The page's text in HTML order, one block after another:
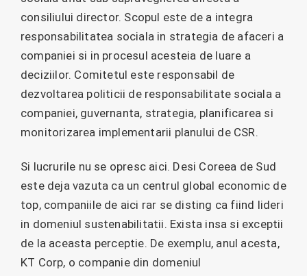
consiliului director. Scopul este de a integra
responsabilitatea sociala in strategia de afaceri a
companiei si in procesul acesteia de luare a
deciziilor. Comitetul este responsabil de
dezvoltarea politicii de responsabilitate sociala a
companiei, guvernanta, strategia, planificarea si
monitorizarea implementarii planului de CSR.
Si lucrurile nu se opresc aici. Desi Coreea de Sud
este deja vazuta ca un centrul global economic de
top, companiile de aici rar se disting ca fiind lideri
in domeniul sustenabilitatii. Exista insa si exceptii
de la aceasta perceptie. De exemplu, anul acesta,
KT Corp, o companie din domeniul